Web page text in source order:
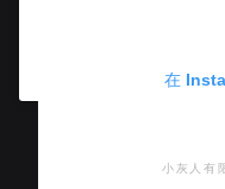
在
小灰人有